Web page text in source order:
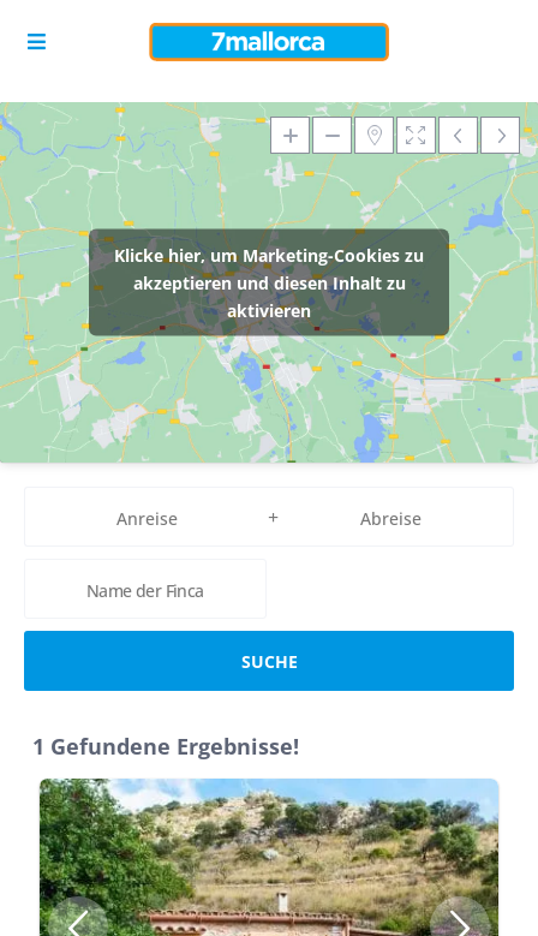
Klicke hier, um Marketing-Cookies zu
akzeptieren und diesen Inhalt zu
aktivieren
1 Gefundene Ergebnisse!